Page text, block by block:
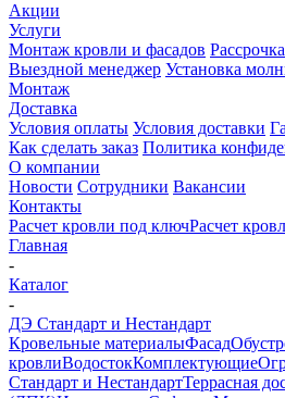
Акции
Услуги
Монтаж кровли и фасадов Рассрочка
Выездной менеджер Установка
Монтаж
Доставка
Условия оплаты Условия доставки
Как сделать заказ Политика
О компании
Новости Сотрудники Вакансии
Контакты
Расчет кровли под ключРасчет
Главная
-
Каталог
-
ДЭ Стандарт и Нестандарт
Кровельные материалыФасад
кровлиВодостокКомплектующие
Стандарт и НестандартТеррасная